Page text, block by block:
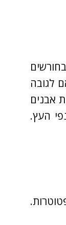
לגובה
גדרות אבנים
העץ.
אורכם 2 עד 3 ס"מ, חסרי פטוטרות.